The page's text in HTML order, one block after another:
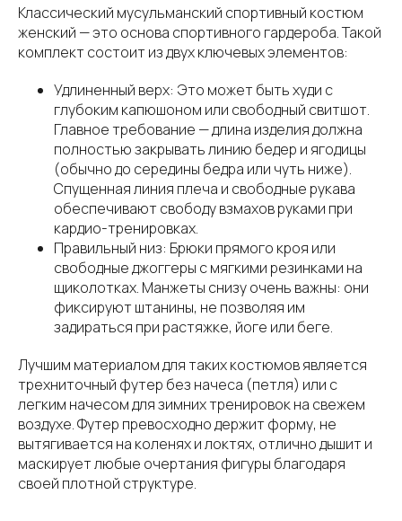
Классический мусульманский спортивный костюм
женский — это основа спортивного гардероба. Такой
комплект состоит из двух ключевых элементов:
Удлиненный верх: Это может быть худи с
глубоким капюшоном или свободный свитшот.
Главное требование — длина изделия должна
полностью закрывать линию бедер и ягодицы
(обычно до середины бедра или чуть ниже).
Спущенная линия плеча и свободные рукава
обеспечивают свободу взмахов руками при
кардио-тренировках.
Правильный низ: Брюки прямого кроя или
свободные джоггеры с мягкими резинками на
щиколотках. Манжеты снизу очень важны: они
фиксируют штанины, не позволяя им
задираться при растяжке, йоге или беге.
Лучшим материалом для таких костюмов является
трехниточный футер без начеса (петля) или с
легким начесом для зимних тренировок на свежем
воздухе. Футер превосходно держит форму, не
вытягивается на коленях и локтях, отлично дышит и
маскирует любые очертания фигуры благодаря
своей плотной структуре.